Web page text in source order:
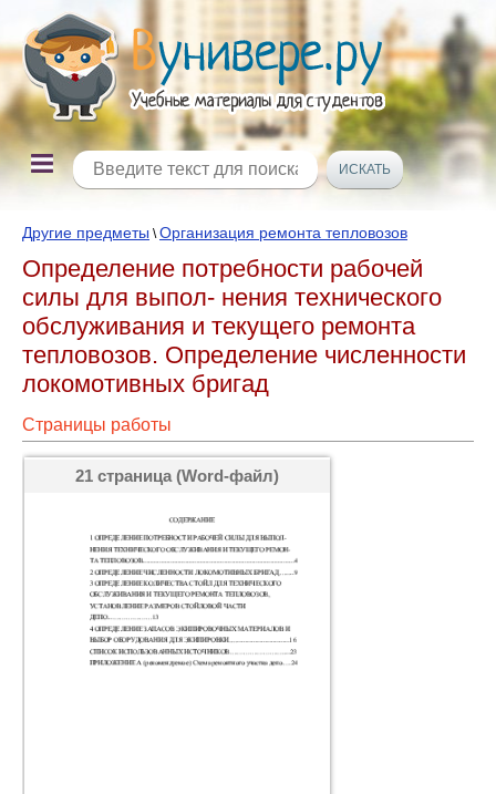
Другие предметы \Организация ремонта тепловозов
Определение потребности рабочей
силы для выпол- нения технического
обслуживания и текущего ремонта
тепловозов. Определение численности
локомотивных бригад
Страницы работы
21 страница (Word-файл)